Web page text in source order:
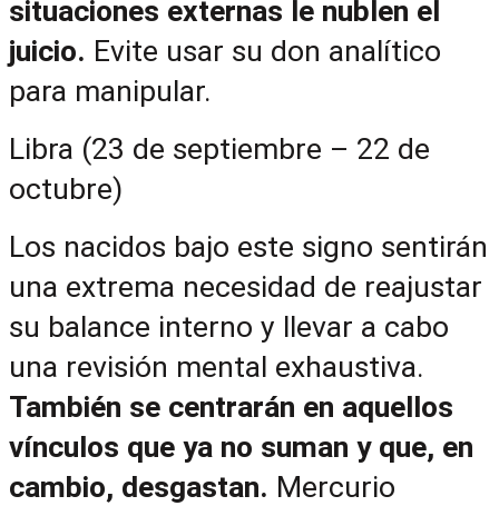
situaciones externas le nublen el
juicio. Evite usar su don analítico
para manipular.
Libra (23 de septiembre – 22 de
octubre)
Los nacidos bajo este signo sentirán
una extrema necesidad de reajustar
su balance interno y llevar a cabo
También se centrarán en aquellos
vínculos que ya no suman y que, en
cambio, desgastan. Mercurio